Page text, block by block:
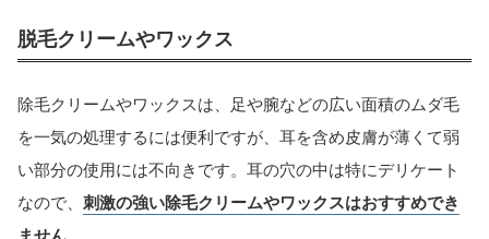
脱毛クリームやワックス
除毛クリームやワックスは、足や腕などの広い面積のムダ毛
を一気の処理するには便利ですが、耳を含め皮膚が薄くて弱
い部分の使用には不向きです。耳の穴の中は特にデリケート
なので、 刺激の強い除毛クリームやワックスはおすすめでき